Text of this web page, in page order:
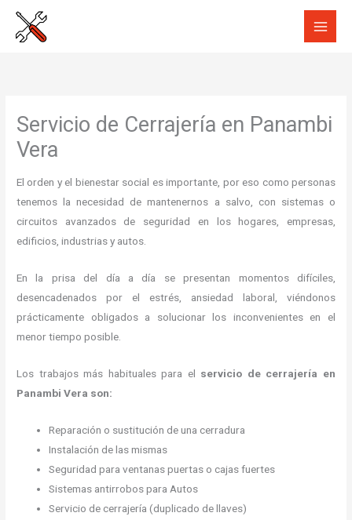
Servicio de Cerrajería en Panambi
Vera
El orden y el bienestar social es importante, por eso como personas
tenemos la necesidad de mantenernos a salvo, con sistemas o
circuitos avanzados de seguridad en los hogares, empresas,
edificios, industrias y autos.
En la prisa del día a día se presentan momentos difíciles,
desencadenados por el estrés, ansiedad laboral, viéndonos
prácticamente obligados a solucionar los inconvenientes en el
menor tiempo posible.
Los trabajos más habituales para el servicio de cerrajería en
Panambi Vera son:
Reparación o sustitución de una cerradura
Instalación de las mismas
Seguridad para ventanas puertas o cajas fuertes
Sistemas antirrobos para Autos
Servicio de cerrajería (duplicado de llaves)